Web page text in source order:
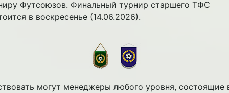
Футсоюзов. Финальный турнир старшего ТФС
в воскресенье (14.06.2026).
могут менеджеры любого уровня, состоящие